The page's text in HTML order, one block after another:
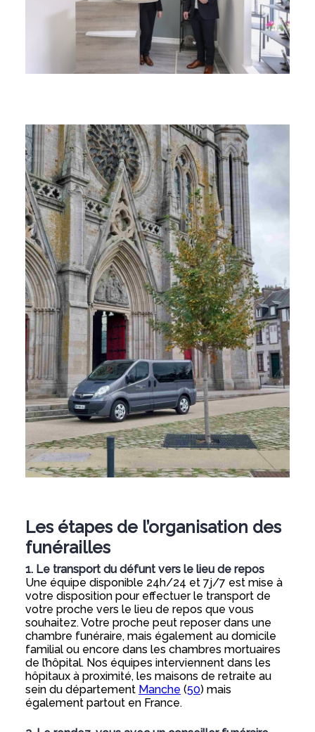
Les étapes de l’organisation des
funérailles
1. Le transport du défunt vers le lieu de repos
Une équipe disponible 24h/24 et 7j/7 est mise à
votre disposition pour effectuer le transport de
votre proche vers le lieu de repos que vous
souhaitez. Votre proche peut reposer dans une
chambre funéraire, mais également au domicile
familial ou encore dans les chambres mortuaires
de l’hôpital. Nos équipes interviennent dans les
hôpitaux à proximité, les maisons de retraite au
sein du département Manche (50) mais
également partout en France.